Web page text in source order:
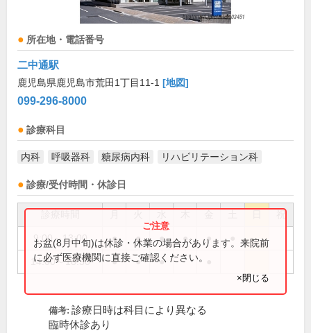
所在地・電話番号
二中通駅
鹿児島県鹿児島市荒田1丁目11-1 [地図]
099-296-8000
診療科目
内科 呼吸器科 糖尿病内科 リハビリテーション科
診療/受付時間・休診日
祝
9:00～13:00 ● ● ● ● ●
14:00～18:30 ● ● ●
お盆(8月中旬)は休診・休業の場合があります。来院前
に必ず医療機関に直接ご確認ください。
×閉じる
備考: 診療日時は科目により異なる
臨時休診あり